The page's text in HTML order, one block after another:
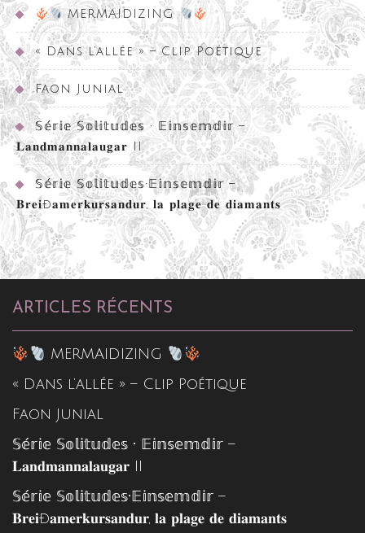
MERMAIDIZING
« Dans l’allée » – Clip Poétique
Faon Junial
𝕊𝕖́𝕣𝕚𝕖 𝕊𝕠𝕝𝕚𝕥𝕦𝕕𝕖𝕤 • 𝔼𝕚𝕟𝕤𝕖𝕞𝕕𝕚𝕣 –
𝐋𝐚𝐧𝐝𝐦𝐚𝐧𝐧𝐚𝐥𝐚𝐮𝐠𝐚𝐫 II
𝕊𝕖́𝕣𝕚𝕖 𝕊𝕠𝕝𝕚𝕥𝕦𝕕𝕖𝕤•𝔼𝕚𝕟𝕤𝕖𝕞𝕕𝕚𝕣 –
𝐁𝐫𝐞𝐢ð𝐚𝐦𝐞𝐫𝐤𝐮𝐫𝐬𝐚𝐧𝐝𝐮𝐫, 𝐥𝐚 𝐩𝐥𝐚𝐠𝐞 𝐝𝐞 𝐝𝐢𝐚𝐦𝐚𝐧𝐭𝐬
ARTICLES RÉCENTS
MERMAIDIZING
« Dans l’allée » – Clip Poétique
Faon Junial
𝕊𝕖́𝕣𝕚𝕖 𝕊𝕠𝕝𝕚𝕥𝕦𝕕𝕖𝕤 • 𝔼𝕚𝕟𝕤𝕖𝕞𝕕𝕚𝕣 –
𝐋𝐚𝐧𝐝𝐦𝐚𝐧𝐧𝐚𝐥𝐚𝐮𝐠𝐚𝐫 II
𝕊𝕖́𝕣𝕚𝕖 𝕊𝕠𝕝𝕚𝕥𝕦𝕕𝕖𝕤•𝔼𝕚𝕟𝕤𝕖𝕞𝕕𝕚𝕣 –
𝐁𝐫𝐞𝐢ð𝐚𝐦𝐞𝐫𝐤𝐮𝐫𝐬𝐚𝐧𝐝𝐮𝐫, 𝐥𝐚 𝐩𝐥𝐚𝐠𝐞 𝐝𝐞 𝐝𝐢𝐚𝐦𝐚𝐧𝐭𝐬